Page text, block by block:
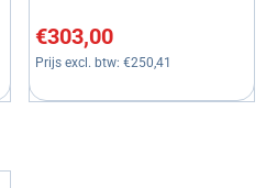
900,83
Prijs: 303,00, exclusief btw:
€303,00
Prijs excl. btw: €250,41